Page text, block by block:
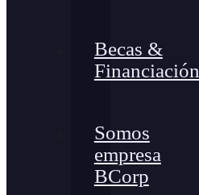
Becas &
Financiación
Somos
empresa
BCorp